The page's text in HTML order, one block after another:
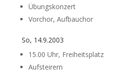
Übungskonzert
Vorchor, Aufbauchor
So, 14.9.2003
15.00 Uhr, Freiheitsplatz
Aufsteirern